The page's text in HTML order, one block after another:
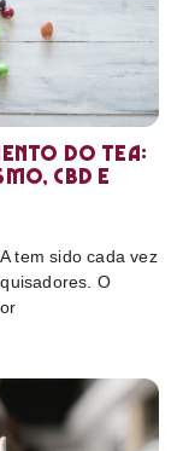
do TEA:
CBD e
tem sido cada vez
O